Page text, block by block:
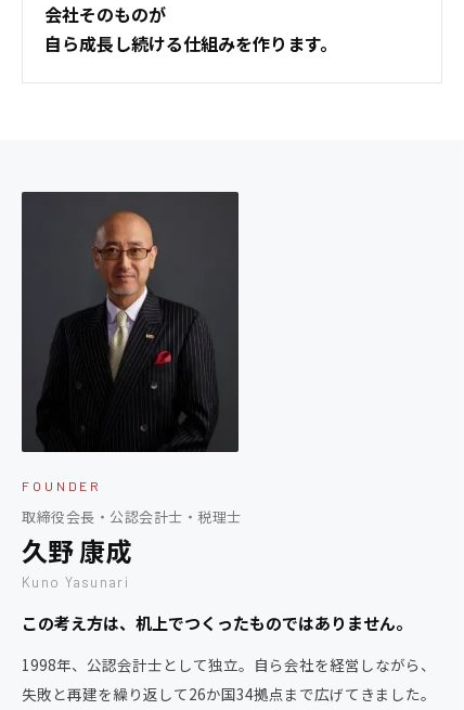
会社そのものが
自ら成長し続ける仕組みを作ります。
FOUNDER
取締役会長・公認会計士・税理士
久野 康成
Kuno Yasunari
この考え方は、机上でつくったものではありません。
1998年、公認会計士として独立。自ら会社を経営しながら、
失敗と再建を繰り返して26か国34拠点まで広げてきました。